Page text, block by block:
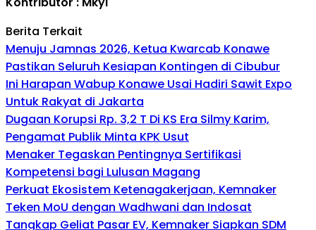
Berita Terkait
Menuju Jamnas 2026, Ketua Kwarcab Konawe
Pastikan Seluruh Kesiapan Kontingen di Cibubur
Ini Harapan Wabup Konawe Usai Hadiri Sawit Expo
Untuk Rakyat di Jakarta
Dugaan Korupsi Rp. 3,2 T Di KS Era Silmy Karim,
Pengamat Publik Minta KPK Usut
Menaker Tegaskan Pentingnya Sertifikasi
Kompetensi bagi Lulusan Magang
Perkuat Ekosistem Ketenagakerjaan, Kemnaker
Teken MoU dengan Wadhwani dan Indosat
Tangkap Geliat Pasar EV, Kemnaker Siapkan SDM